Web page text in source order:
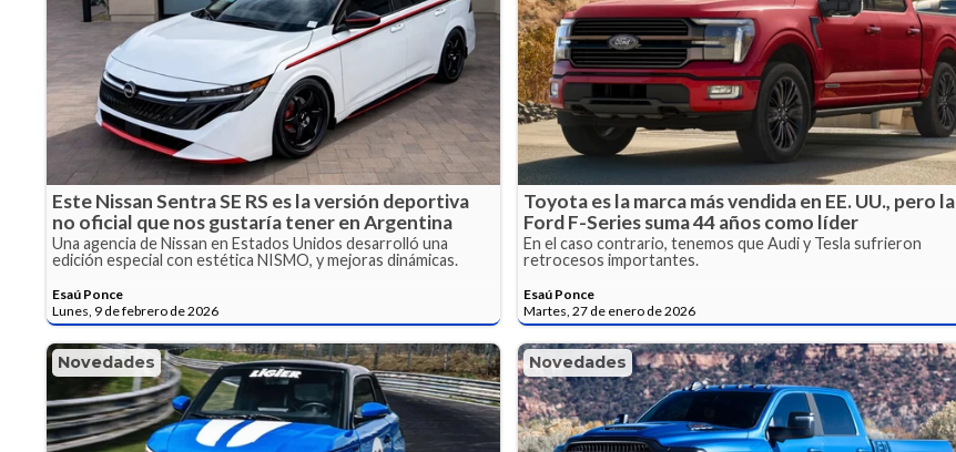
Este Nissan Sentra SE RS es la versión deportiva
no oficial que nos gustaría tener en Argentina
Una agencia de Nissan en Estados Unidos desarrolló una
edición especial con estética NISMO, y mejoras dinámicas.
Esaú Ponce
Lunes, 9 de febrero de 2026
Toyota es la marca más vendida en EE. UU., pero la
Ford F-Series suma 44 años como líder
En el caso contrario, tenemos que Audi y Tesla sufrieron
retrocesos importantes.
Esaú Ponce
Martes, 27 de enero de 2026
Novedades Novedades